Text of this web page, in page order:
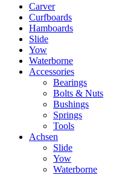
Carver
Curfboards
Hamboards
Slide
Yow
Waterborne
Accessories
Bearings
Bolts & Nuts
Bushings
Springs
Tools
Achsen
Slide
Yow
Waterborne